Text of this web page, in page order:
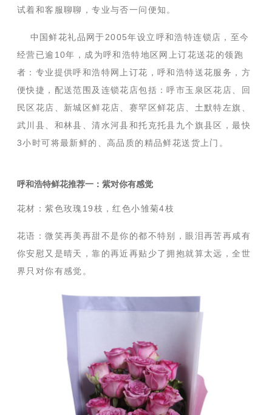
试着和客服聊聊，专业与否一问便知。
中国鲜花礼品网于2005年设立呼和浩特连锁店，至今
经营已逾10年，成为呼和浩特地区网上订花送花的领跑
者：专业提供呼和浩特网上订花，呼和浩特送花服务，方
便快捷，配送范围及连锁花店包括：呼市玉泉区花店、回
民区花店、新城区鲜花店、赛罕区鲜花店、土默特左旗、
武川县、和林县、清水河县和托克托县九个旗县区，最快
3小时可将最新鲜的、高品质的精品鲜花送货上门。
呼和浩特鲜花推荐一：紫对你有感觉
花材：紫色玫瑰19枝，红色小雏菊4枝
花语：微笑再美再甜不是你的都不特别，眼泪再苦再咸有
你安慰又是晴天，靠的再近再贴少了拥抱就算太远，全世
界只对你有感觉。